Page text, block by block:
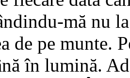
mă nu
de pe munte.
în lumină.